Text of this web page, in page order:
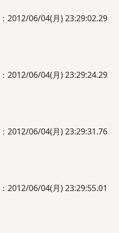
2012/06/04(月) 23:29:02.29
2012/06/04(月) 23:29:24.29
2012/06/04(月) 23:29:31.76
2012/06/04(月) 23:29:55.01